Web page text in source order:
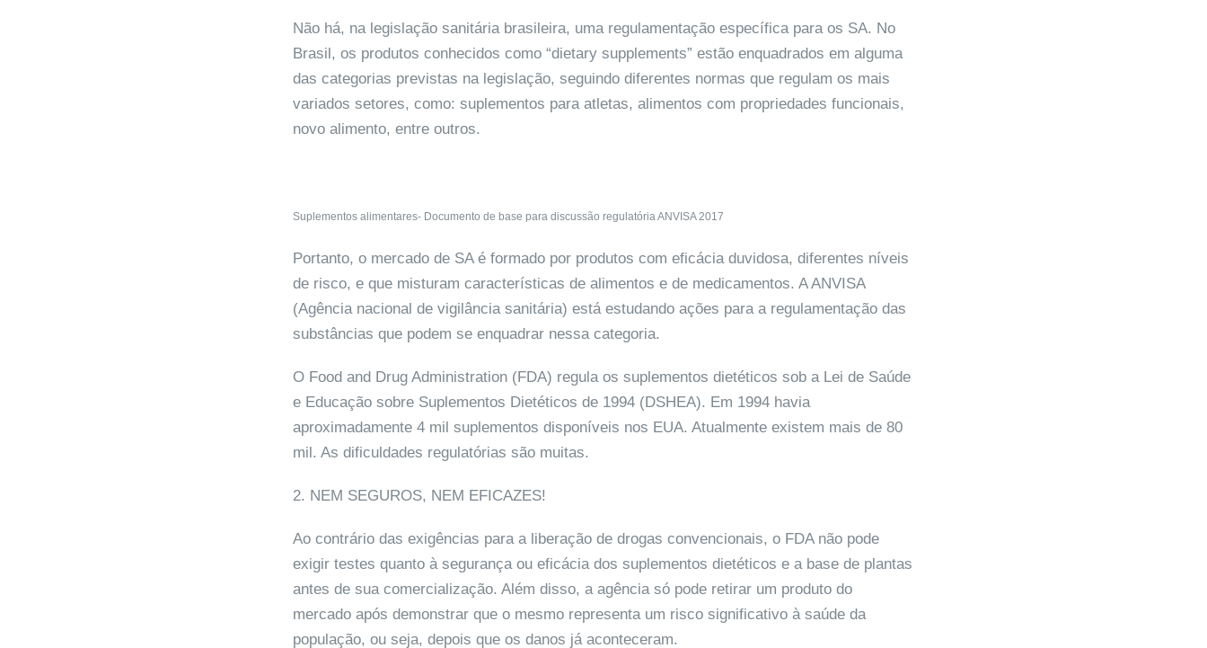
Não há, na legislação sanitária brasileira, uma regulamentação específica para os SA. No
Brasil, os produtos conhecidos como “dietary supplements” estão enquadrados em alguma
das categorias previstas na legislação, seguindo diferentes normas que regulam os mais
variados setores, como: suplementos para atletas, alimentos com propriedades funcionais,
novo alimento, entre outros.
Suplementos alimentares- Documento de base para discussão regulatória ANVISA 2017
Portanto, o mercado de SA é formado por produtos com eficácia duvidosa, diferentes níveis
de risco, e que misturam características de alimentos e de medicamentos. A ANVISA
(Agência nacional de vigilância sanitária) está estudando ações para a regulamentação das
substâncias que podem se enquadrar nessa categoria.
O Food and Drug Administration (FDA) regula os suplementos dietéticos sob a Lei de Saúde
e Educação sobre Suplementos Dietéticos de 1994 (DSHEA). Em 1994 havia
aproximadamente 4 mil suplementos disponíveis nos EUA. Atualmente existem mais de 80
mil. As dificuldades regulatórias são muitas.
2. NEM SEGUROS, NEM EFICAZES!
Ao contrário das exigências para a liberação de drogas convencionais, o FDA não pode
exigir testes quanto à segurança ou eficácia dos suplementos dietéticos e a base de plantas
antes de sua comercialização. Além disso, a agência só pode retirar um produto do
mercado após demonstrar que o mesmo representa um risco significativo à saúde da
população, ou seja, depois que os danos já aconteceram.